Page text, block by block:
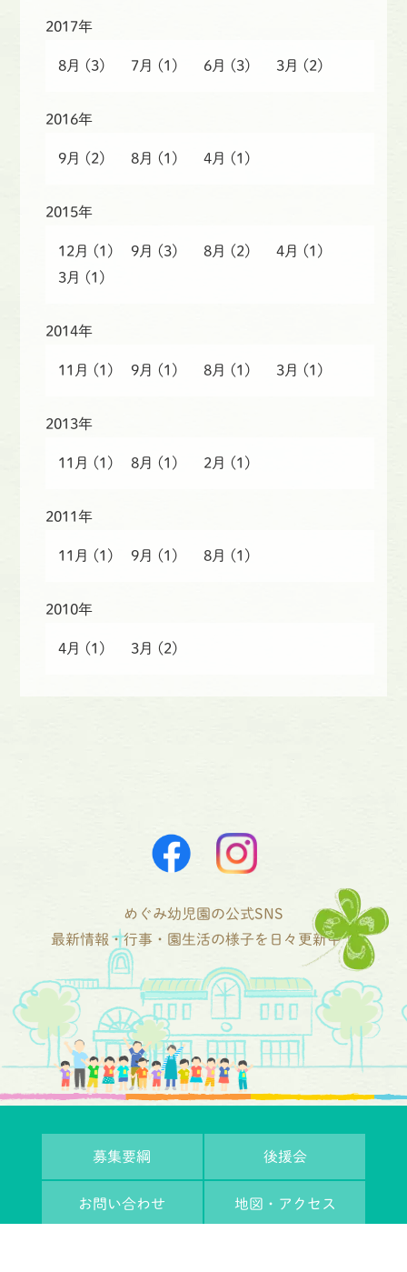
2017年
8月 (3) 7月 (1) 6月 (3) 3月 (2)
2016年
9月 (2) 8月 (1) 4月 (1)
2015年
12月 (1) 9月 (3) 8月 (2) 4月
(1)
3月
(1)
2014年
11月 (1) 9月 (1) 8月 (1) 3月 (1)
2013年
11月 (1) 8月 (1) 2月 (1)
2011年
11月 (1) 9月 (1) 8月 (1)
2010年
4月 (1) 3月 (2)
めぐみ幼児園の公式SNS
最新情報・行事・園生活の様子を日々更新中！
募集要綱 後援会
お問い合わせ 地図・アクセス